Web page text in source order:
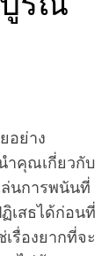
อย่าง
ำคุณเกี่ยวกับ
นการพนันที่
สธได้ก่อนที่
รื่องยากที่จะ